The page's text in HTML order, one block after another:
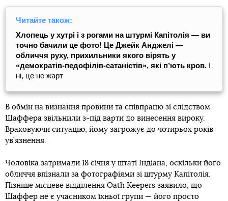
Читайте також:
Хлопець у хутрі і з рогами на штурмі Капітолія — ви
точно бачили це фото! Це Джейк Анджелі —
обличчя руху, прихильники якого вірять у
«демократів-педофілів-сатаністів», які пʼють кров. І
ні, це не жарт
В обмін на визнання провини та співпрацю зі слідством
Шаффера звільнили з-під варти до винесення вироку.
Враховуючи ситуацію, йому загрожує до чотирьох років
ув’язнення.
Чоловіка затримали 18 січня у штаті Індіана, оскільки його
обличчя впізнали за фотографіями зі штурму Капітолія.
Пізніше місцеве відділення Oath Keepers заявило, що
Шаффер не є учасником їхньої групи — його просто